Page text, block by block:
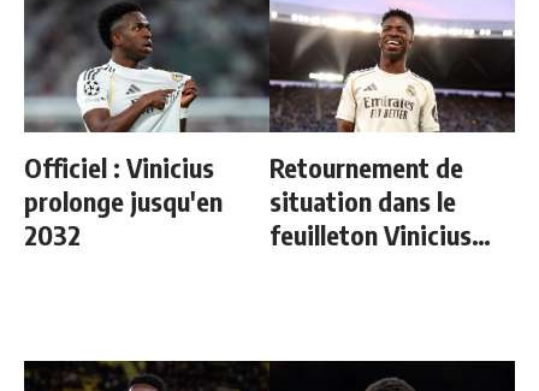
Officiel : Vinicius
prolonge jusqu'en
2032
Retournement de
situation dans le
feuilleton Vinicius